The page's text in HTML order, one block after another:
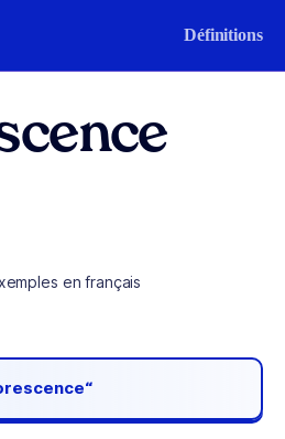
Définitions
en français